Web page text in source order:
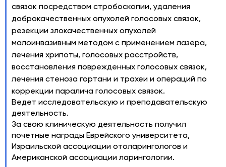
связок посредством стробоскопии, удаления
доброкачественных опухолей голосовых связок,
резекции злокачественных опухолей
малоинвазивным методом с применением лазера,
лечения хрипоты, голосовых расстройств,
восстановления поврежденных голосовых связок,
лечения стеноза гортани и трахеи и операций по
коррекции паралича голосовых связок.
Ведет исследовательскую и преподавательскую
деятельность.
За свою клиническую деятельность получил
почетные награды Еврейского университета,
Израильской ассоциации отоларингологов и
Американской ассоциации ларингологии.